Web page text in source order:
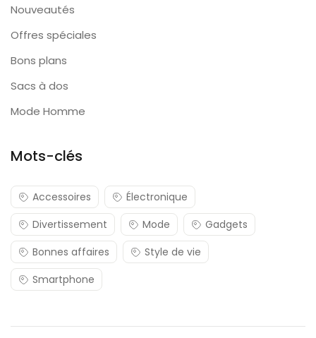
Nouveautés
Offres spéciales
Bons plans
Sacs à dos
Mode Homme
Mots-clés
Accessoires
Électronique
Divertissement
Mode
Gadgets
Bonnes affaires
Style de vie
Smartphone